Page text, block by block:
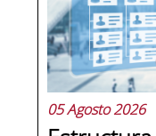
05 Agosto 2026